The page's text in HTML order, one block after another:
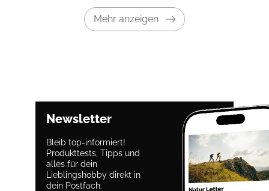
Mehr anzeigen
Newsletter
Bleib top-informiert!
Produkttests, Tipps und
alles für dein
Lieblingshobby direkt in
dein Postfach.